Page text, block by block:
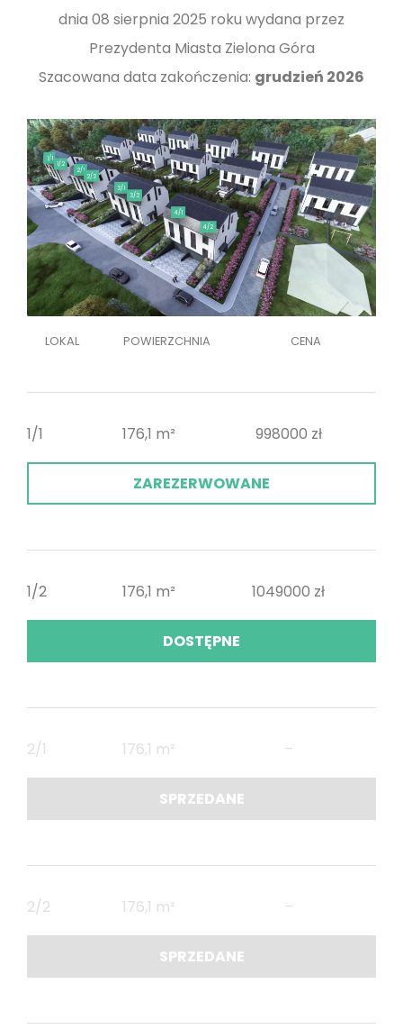
dnia 08 sierpnia 2025 roku wydana przez
Prezydenta Miasta Zielona Góra
Szacowana data zakończenia: grudzień 2026
1/1
1/2
2/1
2/2
3/1
3/2
4/1
4/2
LOKAL POWIERZCHNIA CENA
1/1 176,1 m² 998000 zł
ZAREZERWOWANE
1/2 176,1 m² 1049000 zł
DOSTĘPNE
2/1 176,1 m² –
SPRZEDANE
2/2 176,1 m² –
SPRZEDANE